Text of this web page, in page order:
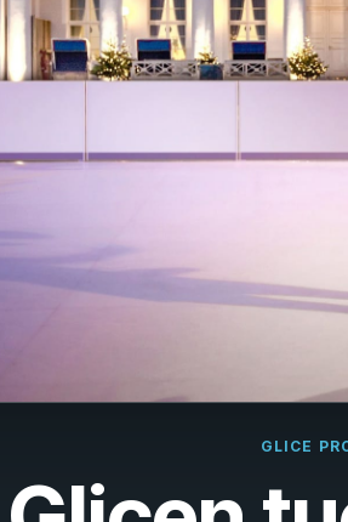
Français
Nederlands
Español
Dansk
Polski
GLICE